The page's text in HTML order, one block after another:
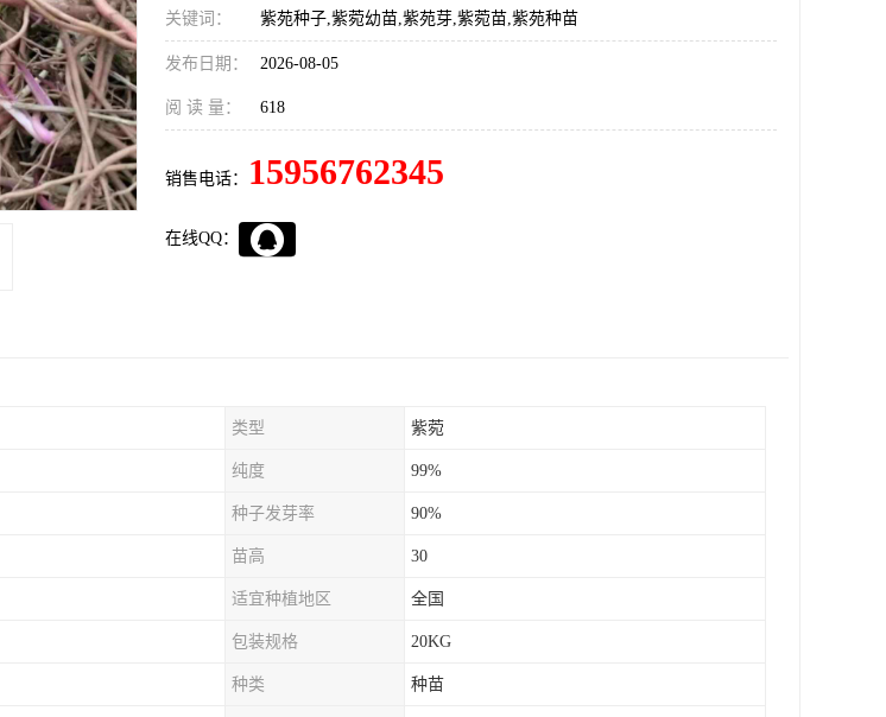
关键词： 紫苑种子,紫菀幼苗,紫苑芽,紫菀苗,紫苑种苗
发布日期： 2026-08-05
阅 读 量： 618
销售电话： 15956762345
在线QQ：
类型 紫菀
纯度 99%
种子发芽率 90%
苗高 30
适宜种植地区 全国
包装规格 20KG
种类 种苗